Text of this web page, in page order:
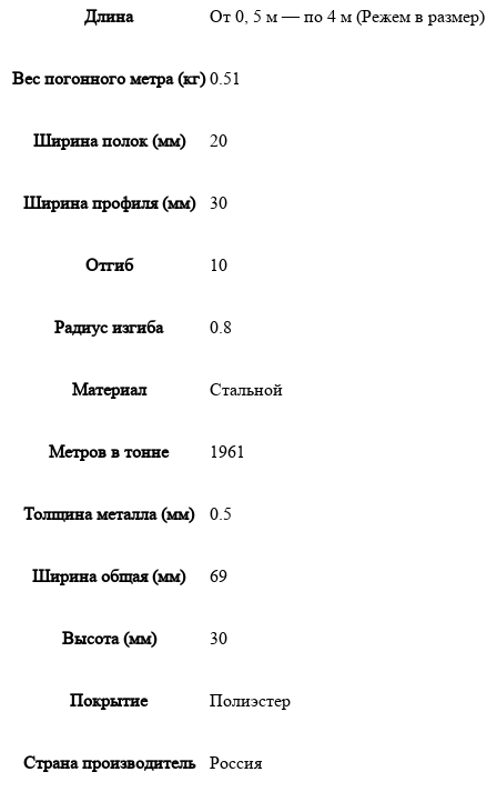
Длина От 0, 5 м — по 4 м (Режем в размер)
Вес погонного метра (кг) 0.51
Ширина полок (мм) 20
Ширина профиля (мм) 30
Отгиб 10
Радиус изгиба 0.8
Материал Стальной
Метров в тонне 1961
Толщина металла (мм) 0.5
Ширина общая (мм) 69
Высота (мм) 30
Покрытие Полиэстер
Страна производитель Россия